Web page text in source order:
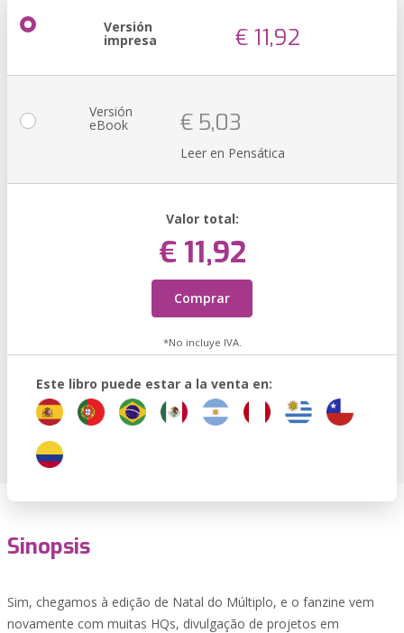
Versión
impresa € 11,92
Versión
eBook € 5,03
Leer en Pensática
Valor total:
€ 11,92
Comprar
*No incluye IVA.
Este libro puede estar a la venta en:
Sinopsis
Sim, chegamos à edição de Natal do Múltiplo, e o fanzine vem
novamente com muitas HQs, divulgação de projetos em